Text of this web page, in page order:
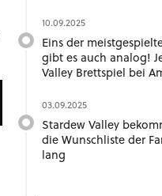
10.09.2025
Eins der
gibt es auch analog!
Valley Brettspiel bei
03.09.2025
Stardew Valley
die Wunschliste der
lang